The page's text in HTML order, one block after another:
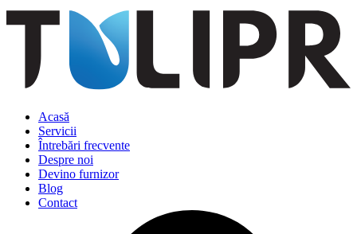
Acasă
Servicii
Întrebări frecvente
Despre noi
Devino furnizor
Blog
Contact